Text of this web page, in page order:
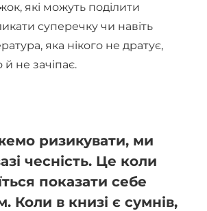
які можуть поділити
суперечку чи навіть
яка нікого не дратує,
й не зачіпає.
ризикувати, ми
чесність. Це коли
показати себе
Коли в книзі є сумнів,